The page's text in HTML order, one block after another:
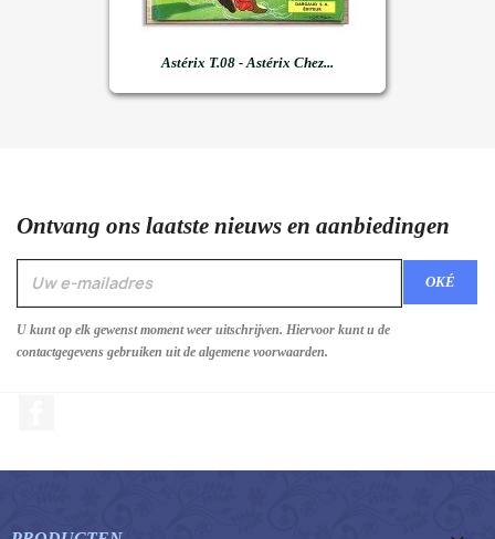
Astérix T.08 - Astérix Chez...
Ontvang ons laatste nieuws en aanbiedingen
U kunt op elk gewenst moment weer uitschrijven. Hiervoor kunt u de
contactgegevens gebruiken uit de algemene voorwaarden.